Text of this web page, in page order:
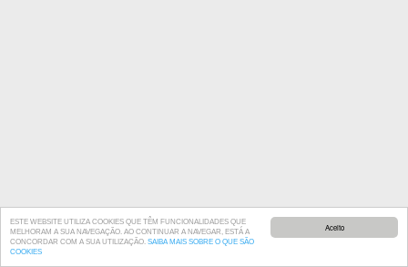
Aceito
ESTE WEBSITE UTILIZA COOKIES QUE TÊM FUNCIONALIDADES QUE
MELHORAM A SUA NAVEGAÇÃO. AO CONTINUAR A NAVEGAR, ESTÁ A
CONCORDAR COM A SUA UTILIZAÇÃO. SAIBA MAIS SOBRE O QUE SÃO
COOKIES